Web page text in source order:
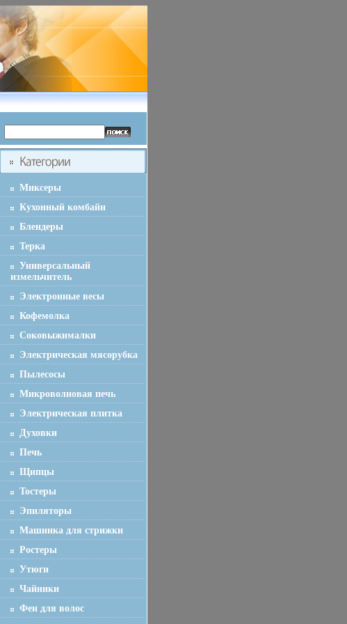
Миксеры
Кухонный комбайн
Блендеры
Терка
Универсальный
измельчитель
Электронные весы
Кофемолка
Соковыжималки
Электрическая мясорубка
Пылесосы
Микроволновая печь
Электрическая плитка
Духовки
Печь
Щипцы
Тостеры
Эпиляторы
Машинка для стрижки
Ростеры
Утюги
Чайники
Фен для волос